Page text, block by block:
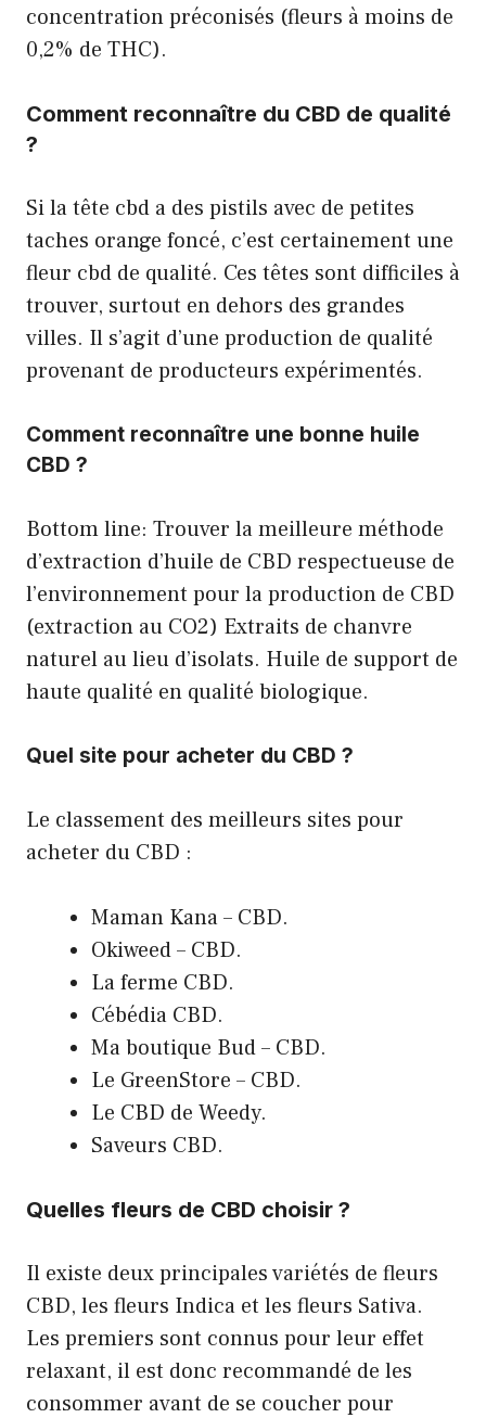
concentration préconisés (fleurs à moins de
0,2% de THC).
Comment reconnaître du CBD de qualité
?
Si la tête cbd a des pistils avec de petites
taches orange foncé, c’est certainement une
fleur cbd de qualité. Ces têtes sont difficiles à
trouver, surtout en dehors des grandes
villes. Il s’agit d’une production de qualité
provenant de producteurs expérimentés.
Comment reconnaître une bonne huile
CBD ?
Bottom line: Trouver la meilleure méthode
d’extraction d’huile de CBD respectueuse de
l’environnement pour la production de CBD
(extraction au CO2) Extraits de chanvre
naturel au lieu d’isolats. Huile de support de
haute qualité en qualité biologique.
Quel site pour acheter du CBD ?
Le classement des meilleurs sites pour
acheter du CBD :
Maman Kana – CBD.
Okiweed – CBD.
La ferme CBD.
Cébédia CBD.
Ma boutique Bud – CBD.
Le GreenStore – CBD.
Le CBD de Weedy.
Saveurs CBD.
Quelles fleurs de CBD choisir ?
Il existe deux principales variétés de fleurs
CBD, les fleurs Indica et les fleurs Sativa.
Les premiers sont connus pour leur effet
relaxant, il est donc recommandé de les
consommer avant de se coucher pour